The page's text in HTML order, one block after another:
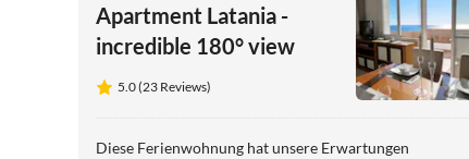
Apartment Latania -
incredible 180° view
5.0 (23 Reviews)
Diese Ferienwohnung hat unsere Erwartungen